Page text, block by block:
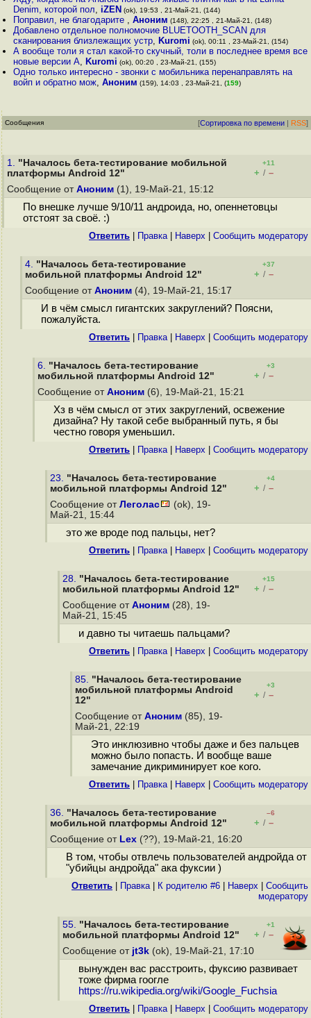
Denim, которой пол, iZEN (ok), 19:53 , 21-Май-21, (144)
Поправил, не благодарите ,Аноним (148), 22:25 , 21-Май-21, (148)
Добавлено отдельное полномочие BLUETOOTH_SCAN для
сканирования близлежащих устр, Kuromi (ok), 00:11 , 23-Май-21, (154)
А вообще толи я стал какой-то скучный, толи в последнее время все
новые версии А, Kuromi (ok), 00:20 , 23-Май-21, (155)
Одно только интересно - звонки с мобильника перенаправлять на
войп и обратно мож,Аноним (159), 14:03 , 23-Май-21, (159)
Сообщения [Сортировка по времени | RSS]
1. "Началось бета-тестирование мобильной
платформы Android 12"
+11
+ / –
Сообщение от Аноним (1), 19-Май-21, 15:12
По внешке лучше 9/10/11 андроида, но, опеннетовцы
отстоят за своё. :)
Ответить Правка| Наверх Cообщить модератору
4. "Началось бета-тестирование
мобильной платформы Android 12"
+37
+ / –
Сообщение от Аноним (4), 19-Май-21, 15:17
И в чём смысл гигантских закруглений? Поясни,
пожалуйста.
Ответить Правка| Наверх Cообщить модератору
6. "Началось бета-тестирование
мобильной платформы Android 12"
+3
+ / –
Сообщение от Аноним (6), 19-Май-21, 15:21
Хз в чём смысл от этих закруглений, освежение
дизайна? Ну такой себе выбранный путь, я бы
честно говоря уменьшил.
Ответить Правка| Наверх Cообщить модератору
23. "Началось бета-тестирование
мобильной платформы Android 12"
+4
+ / –
Сообщение от Леголас
(ok), 19-
Май-21, 15:44
это же вроде под пальцы, нет?
Ответить Правка| Наверх Cообщить модератору
28. "Началось бета-тестирование
мобильной платформы Android 12"
+15
+ / –
Сообщение от Аноним (28), 19-
Май-21, 15:45
и давно ты читаешь пальцами?
Ответить Правка| Наверх Cообщить модератору
85. "Началось бета-тестирование
мобильной платформы Android
12"
+3
+ / –
Сообщение от Аноним (85), 19-
Май-21, 22:19
Это инклюзивно чтобы даже и без пальцев
можно было попасть. И вообще ваше
замечание дикриминирует кое кого.
Ответить Правка| Наверх Cообщить модератору
36. "Началось бета-тестирование
мобильной платформы Android 12"
–6
+ / –
Сообщение от Lex (??), 19-Май-21, 16:20
В том, чтобы отвлечь пользователей андройда от
"убийцы андройда" ака фуксии )
Ответить Правка| К родителю #6 Наверх
Cообщить
модератору
55. "Началось бета-тестирование
мобильной платформы Android 12"
+1
+ / –
Сообщение от jt3k (ok), 19-Май-21, 17:10
вынужден вас расстроить, фуксию развивает
тоже фирма гоогле
https://ru.wikipedia.org/wiki/Google_Fuchsia
Ответить Правка| Наверх Cообщить модератору